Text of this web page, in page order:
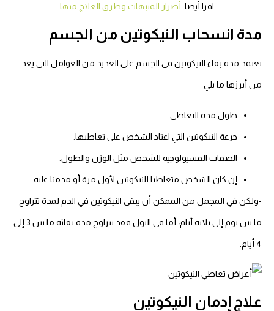
اقرا أيضا: أضرار المنبهات وطرق العلاج منها
مدة انسحاب النيكوتين من الجسم
تعتمد مدة بقاء النيكوتين في الجسم على العديد من العوامل التي يعد
من أبرزها ما يلي
طول مدة التعاطي.
جرعة النيكوتين التي اعتاد الشخص على تعاطيها.
الصفات الفسيولوجية للشخص مثل الوزن والطول.
إن كان الشخص متعاطيا للنيكوتين لأول مرة أو مدمنا عليه.
-ولكن في المجمل من الممكن أن يبقى النيكوتين في الدم لمدة تتراوح
ما بين يوم إلى ثلاثة أيام، أما في البول فقد تتراوح مدة بقائه ما بين 3 إلى
4 أيام.
علاج إدمان النيكوتين